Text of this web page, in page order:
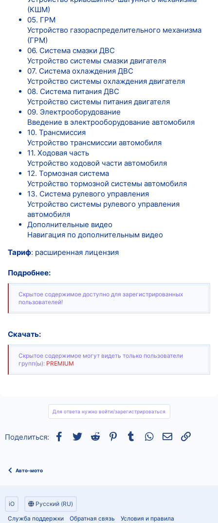
(КШМ)
05. ГРМ
Устройство газораспределительного механизма
(ГРМ)
06. Система смазки ДВС
Устройство системы смазки двигателя
07. Система охлаждения ДВС
Устройство системы охлаждения двигателя
08. Система питания ДВС
Устройство системы питания двигателя
09. Электрооборудование
Введение в электрооборудование автомобиля
10. Трансмиссия
Устройство трансмиссии автомобиля
11. Ходовая часть
Устройство ходовой части автомобиля
12. Тормозная система
Устройство тормозной системы автомобиля
13. Система рулевого управления
Устройство системы рулевого управления
автомобиля
Дополнительные видео
Навигация по дополнительным видео
Тариф: расширенная лицензия
Подробнее:
Скрытое содержимое доступно для зарегистрированных
пользователей!
Скачать:
Скрытое содержимое могут видеть только пользователи
групп(ы): PREMIUM
Для ответа нужно войти/зарегистрироваться
Поделиться: Facebook
TwitterReddit Pinterest
Tumblr WhatsAppСсылка
Авто-мото
iO
Русский (RU)
Служба поддержки
Обратная связь Условия и правила